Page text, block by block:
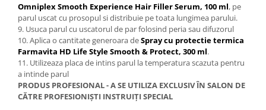
Omniplex Smooth Experience Hair Filler Serum, 100 ml, pe
parul uscat cu prosopul si distribuie pe toata lungimea parului.
9. Usuca parul cu uscatorul de par folosind peria sau difuzorul
10. Aplica o cantitate generoara deSpray cu protectie termica
Farmavita HD Life Style Smooth & Protect, 300 ml.
11. Utilizeaza placa de intins parul la temperatura scazuta pentru
a intinde parul
PRODUS PROFESIONAL - A SE UTILIZA EXCLUSIV ÎN SALON DE
CĂTRE PROFESIONIȘTI INSTRUIȚI SPECIAL